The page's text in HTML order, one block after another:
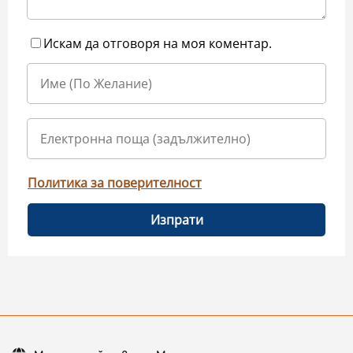
Искам да отговоря на моя коментар.
Политика за поверителност
Изпрати